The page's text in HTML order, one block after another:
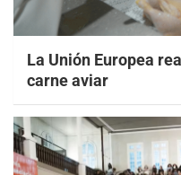
La Unión Europea
carne aviar